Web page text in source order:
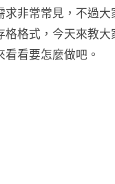
求非常常見，不過大
格格式，今天來教大
看要怎麼做吧。